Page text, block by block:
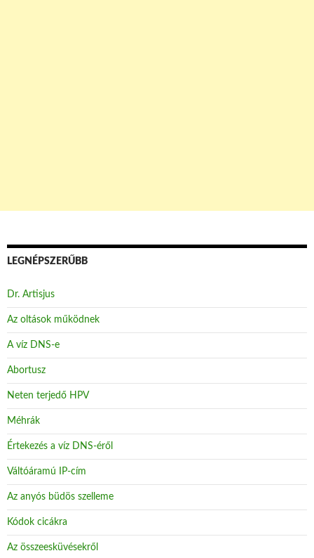
LEGNÉPSZERŰBB
Dr. Artisjus
Az oltások működnek
A víz DNS-e
Abortusz
Neten terjedő HPV
Méhrák
Értekezés a víz DNS-éről
Váltóáramú IP-cím
Az anyós büdös szelleme
Kódok cicákra
Az összeesküvésekről